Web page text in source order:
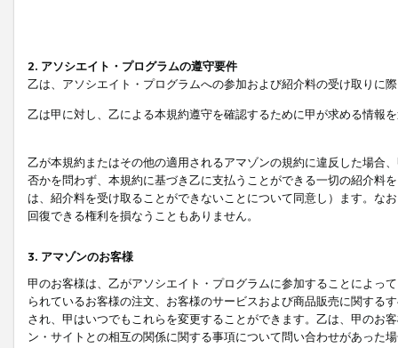
2. アソシエイト・プログラムの遵守要件
乙は、アソシエイト・プログラムへの参加および紹介料の受け取りに
乙は甲に対し、乙による本規約遵守を確認するために甲が求める情報
乙が本規約またはその他の適用されるアマゾンの規約に違反した場合
否かを問わず、本規約に基づき乙に支払うことができる一切の紹介料
は、紹介料を受け取ることができないことについて同意し）ます。な
回復できる権利を損なうこともありません。
3. アマゾンのお客様
甲のお客様は、乙がアソシエイト・プログラムに参加することによっ
られているお客様の注文、お客様のサービスおよび商品販売に関する
され、甲はいつでもこれらを変更することができます。乙は、甲のお
ン・サイトとの相互の関係に関する事項について問い合わせがあった